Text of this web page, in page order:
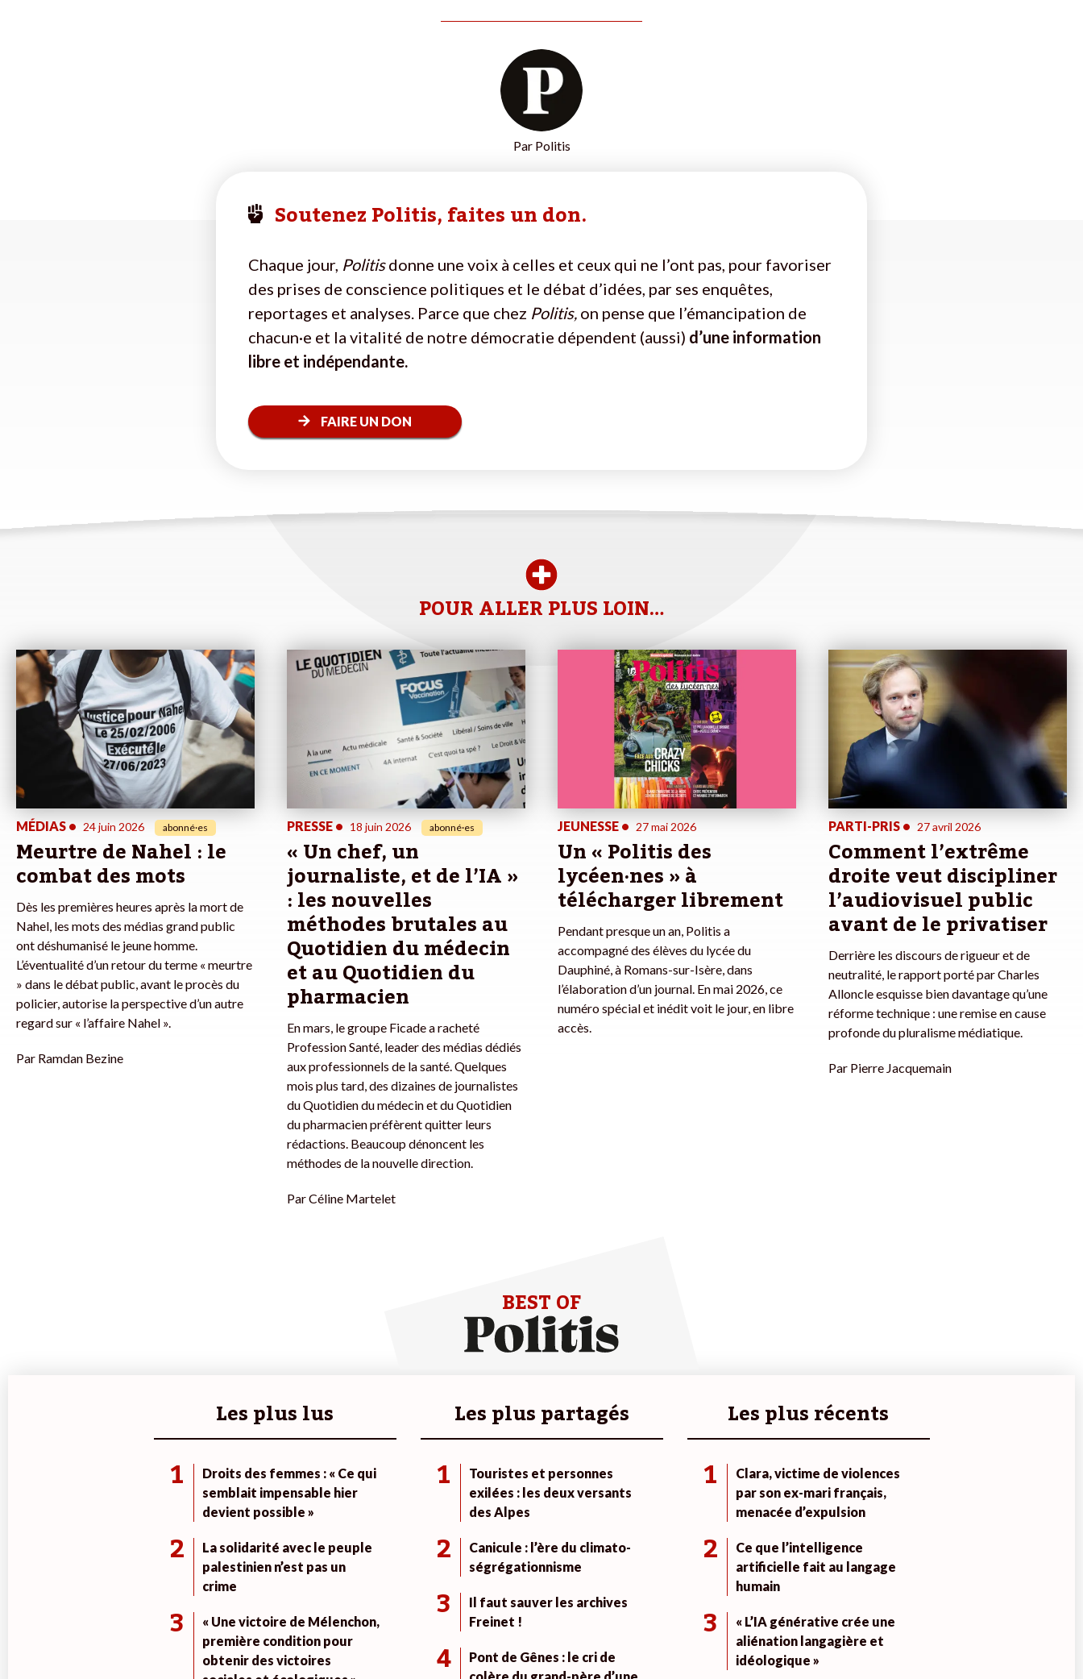
Par Politis
Soutenez Politis, faites un don.
Chaque jour, Politisdonne une voix à celles et ceux qui ne l’ont pas, pour favoriser
des prises de conscience politiques et le débat d’idées, par ses enquêtes,
reportages et analyses. Parce que chez Politis, on pense que l’émancipation de
chacun·e et la vitalité de notre démocratie dépendent (aussi) d’une information
libre et indépendante.
FAIRE UN DON
POUR ALLER PLUS LOIN…
MÉDIAS • 24 juin 2026 abonné·es
Meurtre de Nahel : le
combat des mots
Dès les premières heures après la mort de
Nahel, les mots des médias grand public
ont déshumanisé le jeune homme.
L’éventualité d’un retour du terme « meurtre
» dans le débat public, avant le procès du
policier, autorise la perspective d’un autre
regard sur « l’affaire Nahel ».
Par Ramdan Bezine
PRESSE • 18 juin 2026 abonné·es
« Un chef, un
journaliste, et de l’IA »
: les nouvelles
méthodes brutales au
Quotidien du médecin
et au Quotidien du
pharmacien
En mars, le groupe Ficade a racheté
Profession Santé, leader des médias dédiés
aux professionnels de la santé. Quelques
mois plus tard, des dizaines de journalistes
du Quotidien du médecin et du Quotidien
du pharmacien préfèrent quitter leurs
rédactions. Beaucoup dénoncent les
méthodes de la nouvelle direction.
ParCéline Martelet
JEUNESSE • 27 mai 2026
Un « Politis des
lycéen·nes » à
télécharger librement
Pendant presque un an, Politis a
accompagné des élèves du lycée du
Dauphiné, à Romans-sur-Isère, dans
l’élaboration d’un journal. En mai 2026, ce
numéro spécial et inédit voit le jour, en libre
accès.
PARTI-PRIS • 27 avril 2026
Comment l’extrême
droite veut discipliner
l’audiovisuel public
avant de le privatiser
Derrière les discours de rigueur et de
neutralité, le rapport porté par Charles
Alloncle esquisse bien davantage qu’une
réforme technique : une remise en cause
profonde du pluralisme médiatique.
Par Pierre Jacquemain
BEST OF
Les plus lus
1
Droits des femmes : « Ce qui
semblait impensable hier
devient possible »
2
La solidarité avec le peuple
palestinien n’est pas un
crime
3
« Une victoire de Mélenchon,
première condition pour
obtenir des victoires
Les plus partagés
1
Touristes et personnes
exilées : les deux versants
des Alpes
2
Canicule : l’ère du climato-
ségrégationnisme
3
Il faut sauver les archives
Freinet !
4
Pont de Gênes : le cri de
Les plus récents
1
Clara, victime de violences
par son ex-mari français,
menacée d’expulsion
2
Ce que l’intelligence
artificielle fait au langage
humain
3
« L’IA générative crée une
aliénation langagière et
idéologique »